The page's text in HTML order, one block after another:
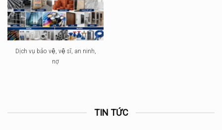
Dịch vụ bảo vệ, vệ sĩ, an ninh,
nợ
TIN TỨC